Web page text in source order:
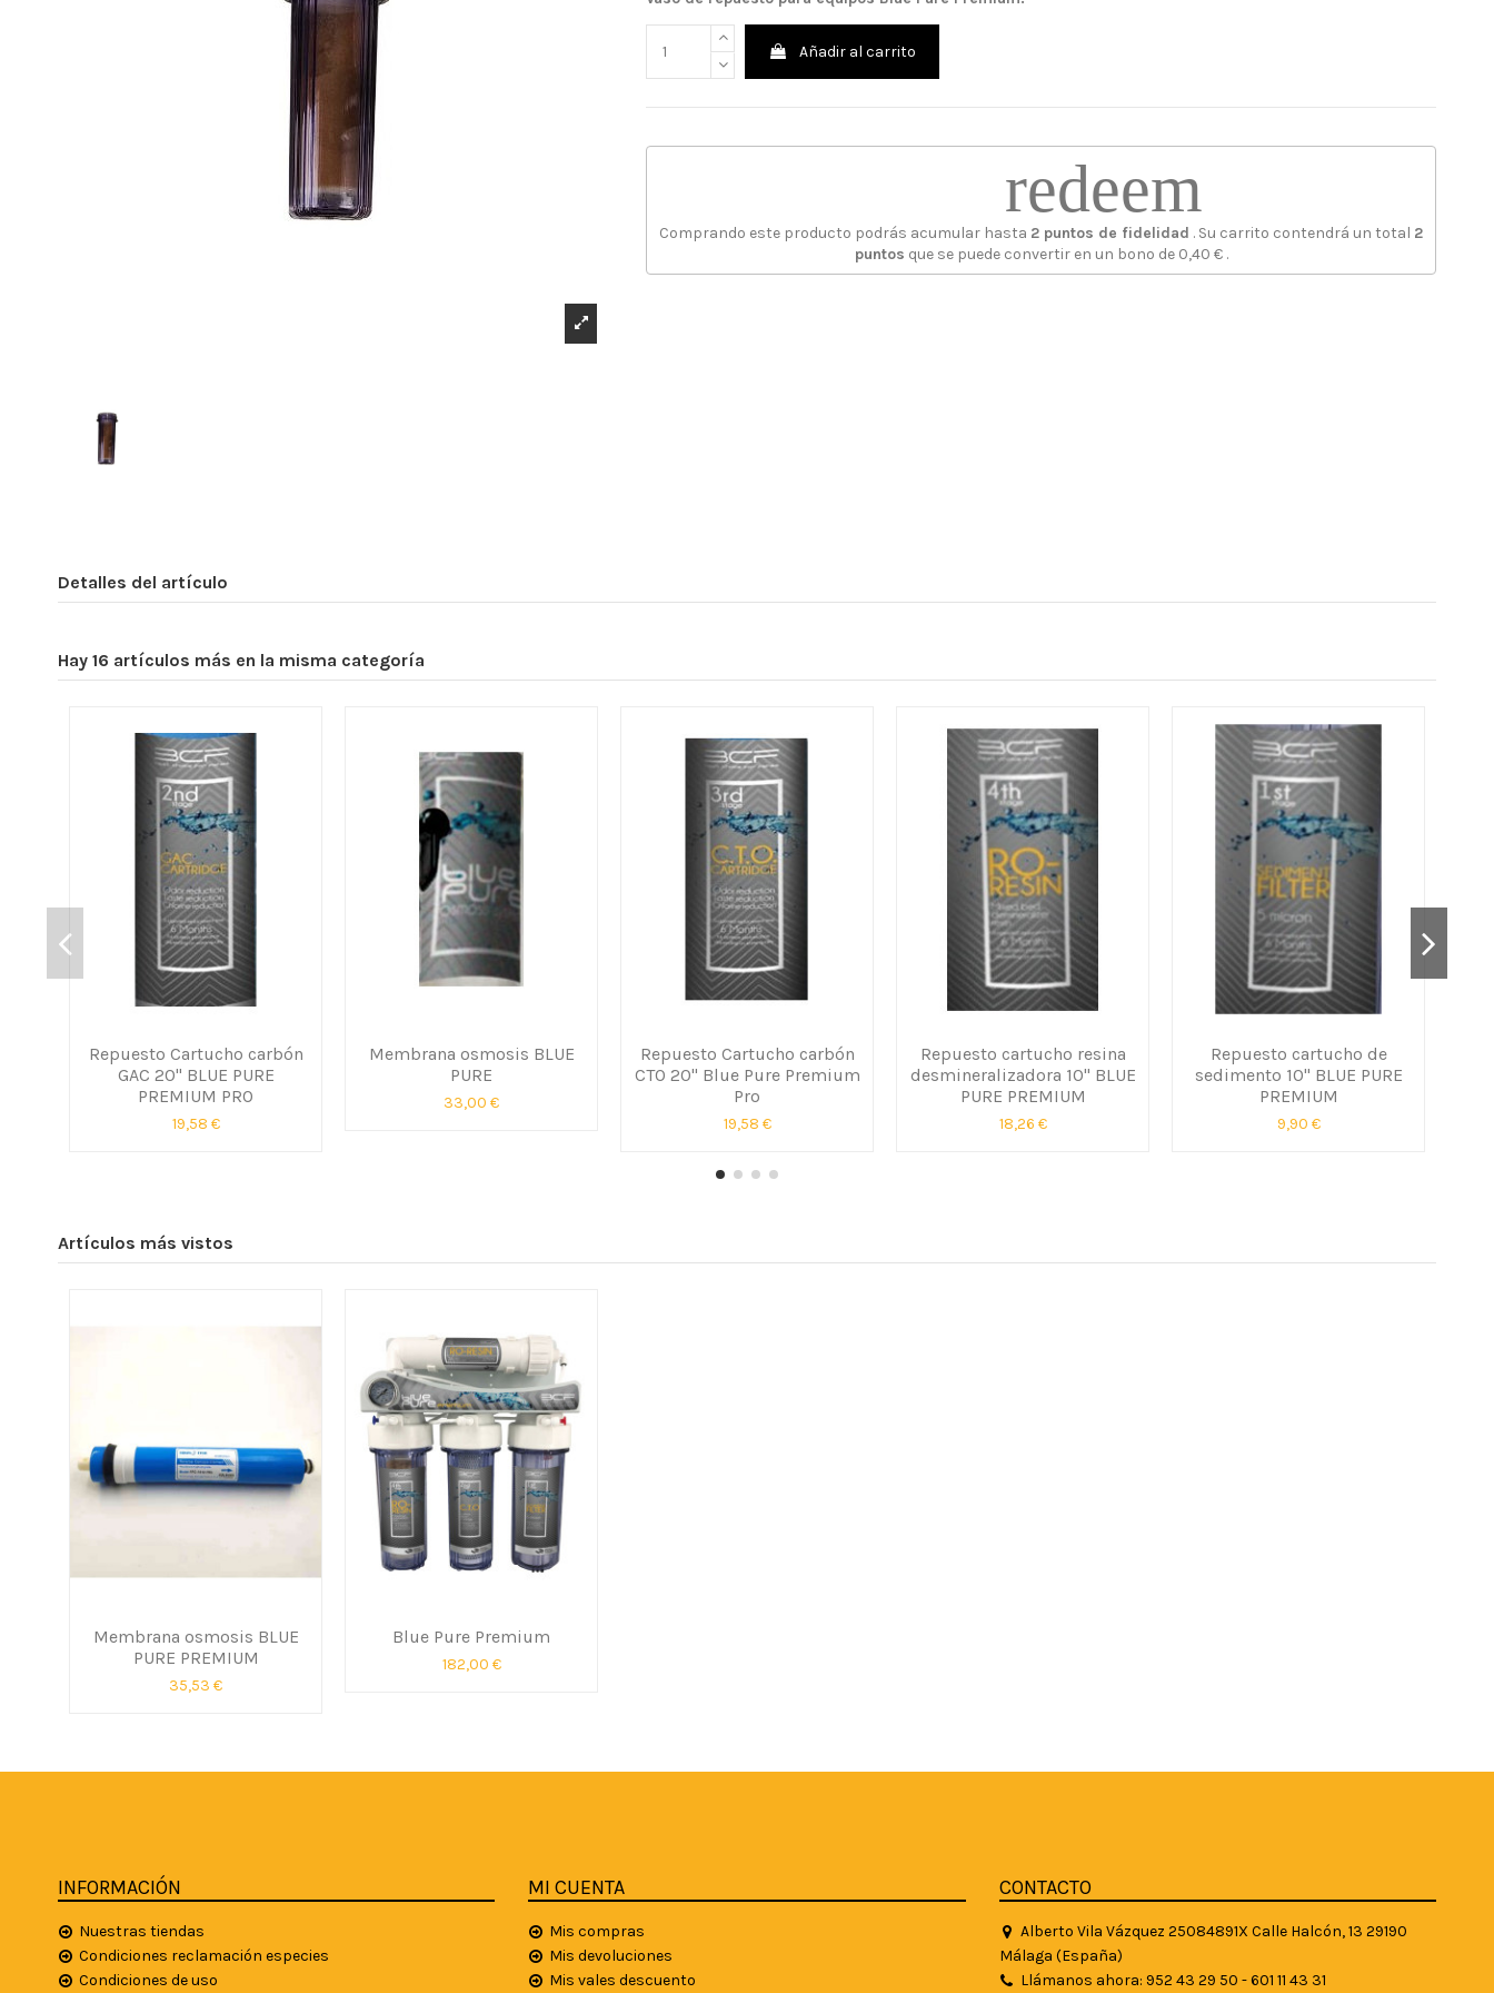
Añadir al carrito
redeem
Comprando este producto podrás acumular hasta 2 puntos de fidelidad . Su carrito contendrá un total 2
puntos que se puede convertir en un bono de 0,40 €.
Detalles del artículo
Hay 16 artículos más en la misma categoría
Repuesto Cartucho carbón
GAC 20" BLUE PURE
PREMIUM PRO
19,58 €
Membrana osmosis BLUE
PURE
33,00 €
Repuesto Cartucho carbón
CTO 20" Blue Pure Premium
Pro
19,58 €
Repuesto cartucho resina
desmineralizadora 10" BLUE
PURE PREMIUM
18,26 €
Repuesto cartucho de
sedimento 10" BLUE PURE
PREMIUM
9,90 €
Artículos más vistos
Membrana osmosis BLUE
PURE PREMIUM
35,53 €
Blue Pure Premium
182,00 €
INFORMACIÓN
Nuestras tiendas
Condiciones reclamación especies
Condiciones de uso
MI CUENTA
Mis compras
Mis devoluciones
Mis vales descuento
CONTACTO
Alberto Vila Vázquez 25084891X Calle Halcón, 13 29190
Málaga (España)
Llámanos ahora: 952 43 29 50 - 601 11 43 31